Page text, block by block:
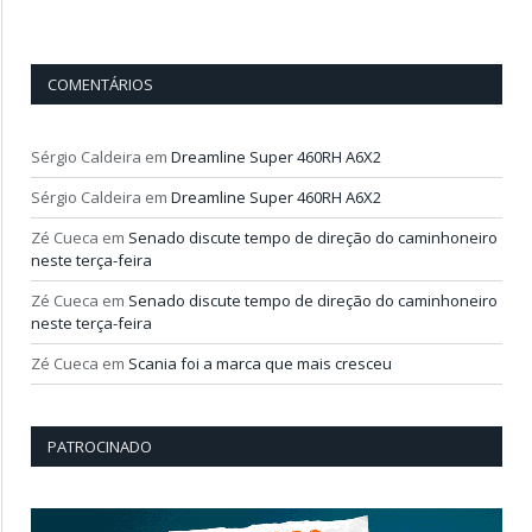
COMENTÁRIOS
Sérgio Caldeira em Dreamline Super 460RH A6X2
Sérgio Caldeira em Dreamline Super 460RH A6X2
Zé Cueca em Senado discute tempo de direção do caminhoneiro
neste terça-feira
Zé Cueca em Senado discute tempo de direção do caminhoneiro
neste terça-feira
Zé Cueca em Scania foi a marca que mais cresceu
PATROCINADO